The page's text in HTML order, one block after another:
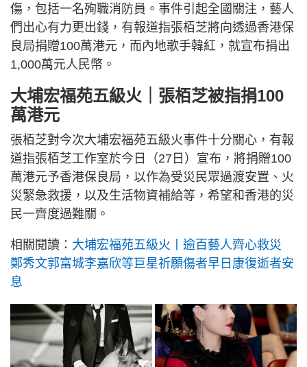
傷，包括一名殉職消防員。事件引起全國關注，藝人
們出心有力更出錢，有報道指張栢芝將向透過香港保
良局捐贈100萬港元，而內地歌手韓紅，就宣布捐出
1,000萬元人民幣。
大埔宏福苑五級火｜張栢芝被指捐100
萬港元
張栢芝對今次大埔宏福苑五級火事件十分關心，有報
道指張栢芝工作室於今日（27日）宣布，將捐贈100
萬港元予香港保良局，以作為受災民眾過渡安置、火
災緊急救援，以及生活物資補給等，希望和香港的災
民一齊度過難關。
相關閱讀： 大埔宏福苑五級火丨逾百藝人齊心救災
鄭秀文郭富城李嘉欣等巨星祈願傷者早日康復逝者安
息